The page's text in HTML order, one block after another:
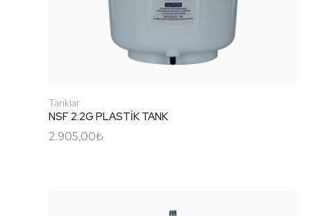
Tanklar
NSF 2.2G PLASTİK TANK
2.905,00₺